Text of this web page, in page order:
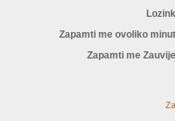
Zapamti me ovoliko
Zapamti me